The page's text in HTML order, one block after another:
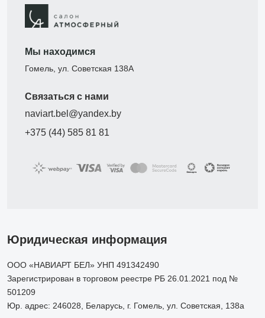
Мы находимся
Гомель, ул. Советская 138А
Связаться с нами
naviart.bel@yandex.by
+375 (44) 585 81 81
Юридическая информация
ООО «НАВИАРТ БЕЛ» УНП 491342490
Зарегистрирован в торговом реестре РБ 26.01.2021 под №
501209
Юр. адрес: 246028, Беларусь, г. Гомель, ул. Советская, 138а